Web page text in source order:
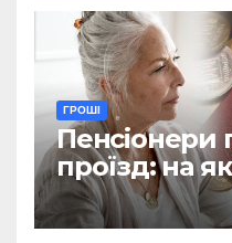
ГРОШІ
Пенсіонери
проїзд: на
не діятиме